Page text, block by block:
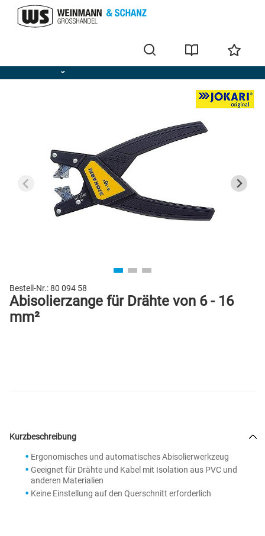
Abisolierzangen
Bestell-Nr.:80 094 58
Abisolierzange für Drähte von 6 - 16
mm²
Kurzbeschreibung
Ergonomisches und automatisches Abisolierwerkzeug
Geeignet für Drähte und Kabel mit Isolation aus PVC und
anderen Materialien
Keine Einstellung auf den Querschnitt erforderlich